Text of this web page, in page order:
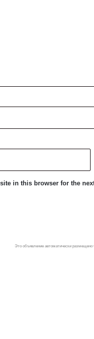
in this browser for the
Это объявление автоматически размещено